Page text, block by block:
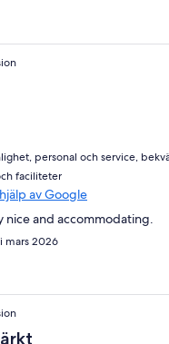
personal och service,
faciliteter
av Google
nice and accommodating.
mars 2026